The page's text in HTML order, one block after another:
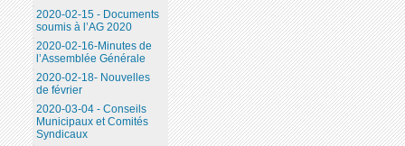
2020-02-15 - Documents
soumis à l’AG 2020
2020-02-16-Minutes de
l’Assemblée Générale
2020-02-18- Nouvelles
de février
2020-03-04 - Conseils
Municipaux et Comités
Syndicaux